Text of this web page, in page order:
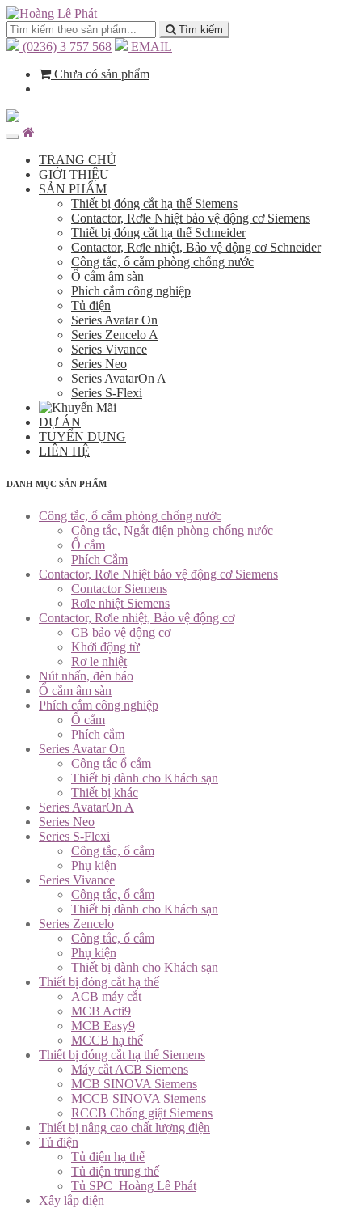
Tìm kiếm
(0236) 3 757 568
EMAIL
Chưa có sản phẩm
TRANG CHỦ
GIỚI THIỆU
SẢN PHẨM
Thiết bị đóng cắt hạ thế Siemens
Contactor, Rơle Nhiệt bảo vệ động cơ Siemens
Thiết bị đóng cắt hạ thế Schneider
Contactor, Rơle nhiệt, Bảo vệ động cơ Schneider
Công tắc, ổ cắm phòng chống nước
Ổ cắm âm sàn
Phích cắm công nghiệp
Tủ điện
Series Avatar On
Series Zencelo A
Series Vivance
Series Neo
Series AvatarOn A
Series S-Flexi
DỰ ÁN
TUYỂN DỤNG
LIÊN HỆ
DANH MỤC SẢN PHẨM
Công tắc, ổ cắm phòng chống nước
Công tắc, Ngắt điện phòng chống nước
Ổ cắm
Phích Cắm
Contactor, Rơle Nhiệt bảo vệ động cơ Siemens
Contactor Siemens
Rơle nhiệt Siemens
Contactor, Rơle nhiệt, Bảo vệ động cơ
CB bảo vệ động cơ
Khởi động từ
Rơ le nhiệt
Nút nhấn, đèn báo
Ổ cắm âm sàn
Phích cắm công nghiệp
Ổ cắm
Phích cắm
Series Avatar On
Công tắc ổ cắm
Thiết bị dành cho Khách sạn
Thiết bị khác
Series AvatarOn A
Series Neo
Series S-Flexi
Công tắc, ổ cắm
Phụ kiện
Series Vivance
Công tắc, ổ cắm
Thiết bị dành cho Khách sạn
Series Zencelo
Công tắc, ổ cắm
Phụ kiện
Thiết bị dành cho Khách sạn
Thiết bị đóng cắt hạ thế
ACB máy cắt
MCB Acti9
MCB Easy9
MCCB hạ thế
Thiết bị đóng cắt hạ thế Siemens
Máy cắt ACB Siemens
MCB SINOVA Siemens
MCCB SINOVA Siemens
RCCB Chống giật Siemens
Thiết bị nâng cao chất lượng điện
Tủ điện
Tủ điện hạ thế
Tủ điện trung thế
Tủ SPC_Hoàng Lê Phát
Xây lắp điện